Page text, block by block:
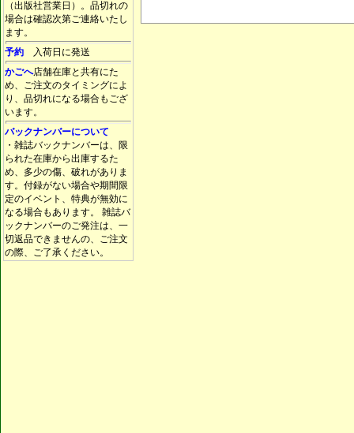
（出版社営業日）。品切れの
場合は確認次第ご連絡いたし
ます。
予約 入荷日に発送
かごへ店舗在庫と共有にた
め、ご注文のタイミングによ
り、品切れになる場合もござ
います。
バックナンバーについて
・雑誌バックナンバーは、限
られた在庫から出庫するた
め、多少の傷、破れがありま
す。付録がない場合や期間限
定のイベント、特典が無効に
なる場合もあります。 雑誌バ
ックナンバーのご発注は、一
切返品できませんの、ご注文
の際、ご了承ください。